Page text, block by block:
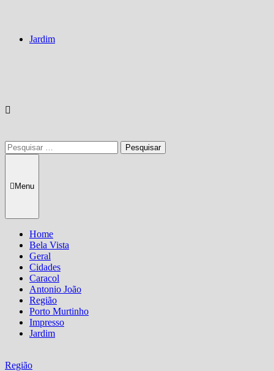
Jardim
Pesquisar
por:
Menu
Home
Bela Vista
Geral
Cidades
Caracol
Antonio João
Região
Porto Murtinho
Impresso
Jardim
Região